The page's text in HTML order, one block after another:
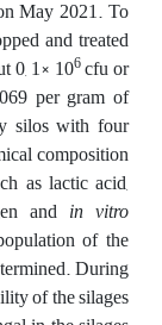
May 2021. To
and treated
0, 1× 106cfu or
per gram of
silos with four
composition
as lactic acid,
and in vitro
of the
During
of the silages